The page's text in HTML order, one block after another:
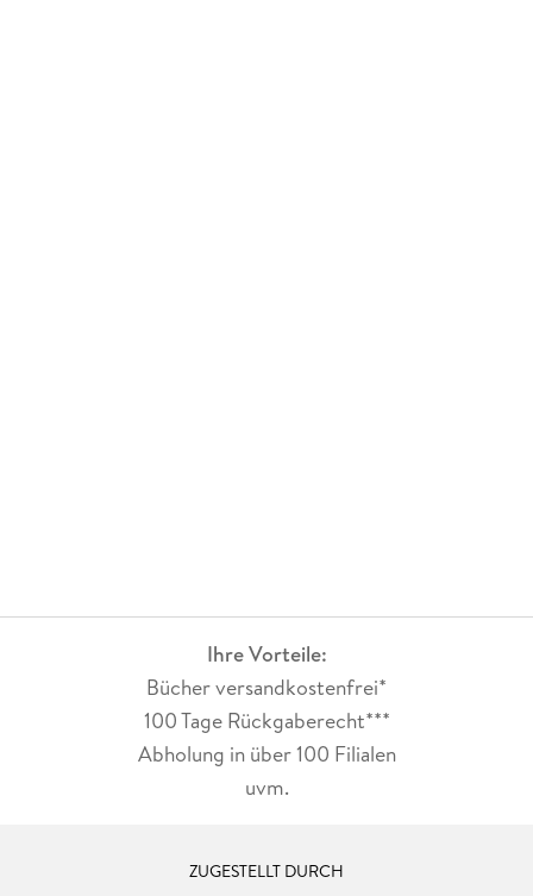
Ihre Vorteile:
Bücher versandkostenfrei*
100 Tage Rückgaberecht***
Abholung in über 100 Filialen
uvm.
ZUGESTELLT DURCH